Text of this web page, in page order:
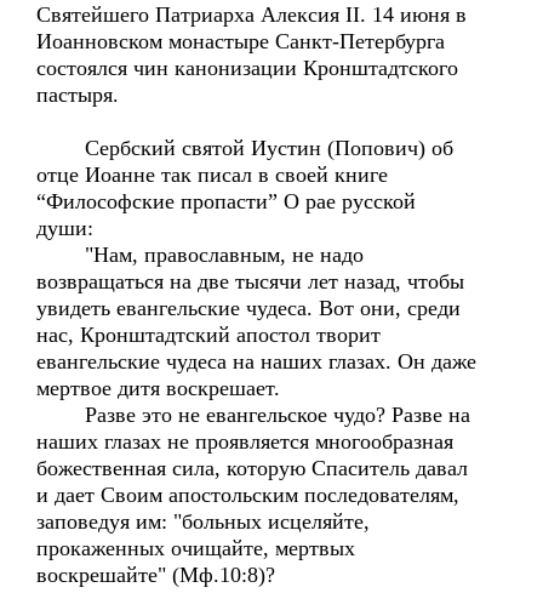
Святейшего Патриарха Алексия II. 14 июня в
Иоанновском монастыре Санкт-Петербурга
состоялся чин канонизации Кронштадтского
пастыря.
Сербский святой Иустин (Попович) об
отце Иоанне так писал в своей книге
“Философские пропасти” О рае русской
души:
"Нам, православным, не надо
возвращаться на две тысячи лет назад, чтобы
увидеть евангельские чудеса. Вот они, среди
нас, Кронштадтский апостол творит
евангельские чудеса на наших глазах. Он даже
мертвое дитя воскрешает.
Разве это не евангельское чудо? Разве на
наших глазах не проявляется многообразная
божественная сила, которую Спаситель давал
и дает Своим апостольским последователям,
заповедуя им: "больных исцеляйте,
прокаженных очищайте, мертвых
воскрешайте" (Мф.10:8)?